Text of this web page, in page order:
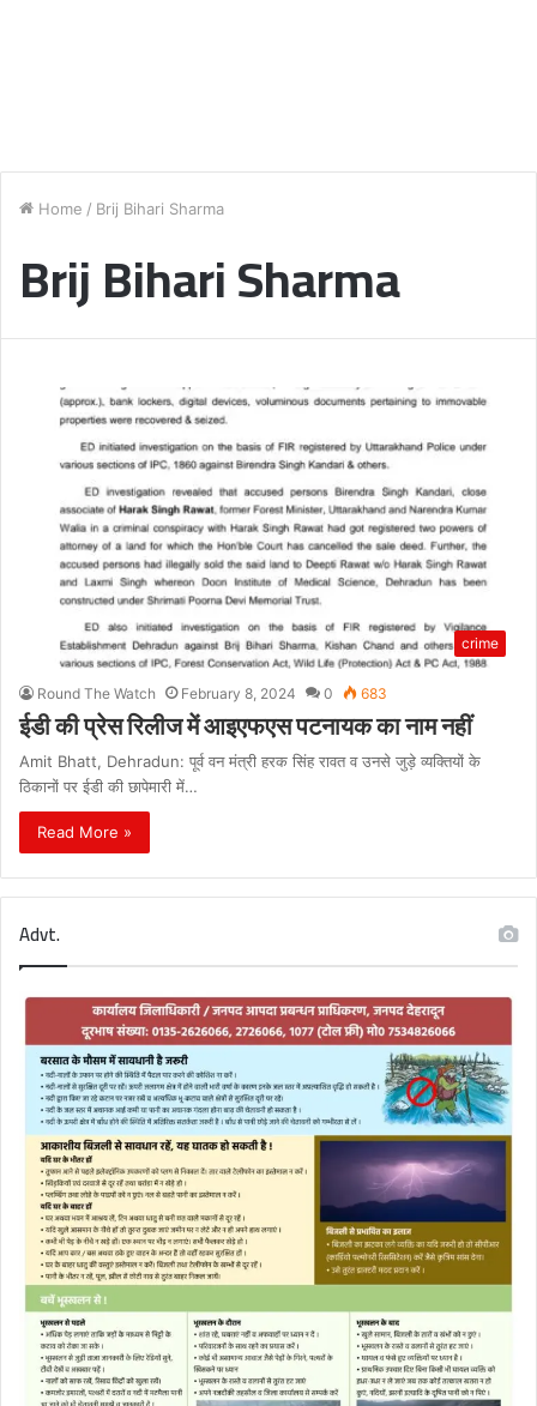
Home / Brij Bihari Sharma
Brij Bihari Sharma
crime
Round The Watch February 8, 2024 0 683
ईडी की प्रेस रिलीज में आइएफएस पटनायक का नाम नहीं
Amit Bhatt, Dehradun: पूर्व वन मंत्री हरक सिंह रावत व उनसे जुड़े व्यक्तियों के
ठिकानों पर ईडी की छापेमारी में…
Read More »
Advt.